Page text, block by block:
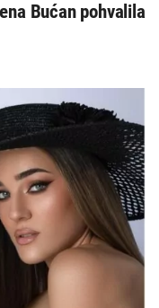
Bućan pohvalila